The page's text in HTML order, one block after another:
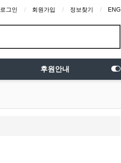
로그인 회원가입 정보찾기 ENG
후원안내